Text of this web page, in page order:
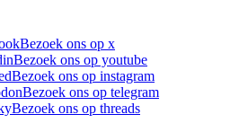
Bezoek ons op x
Bezoek ons op youtube
Bezoek ons op instagram
Bezoek ons op telegram
Bezoek ons op threads